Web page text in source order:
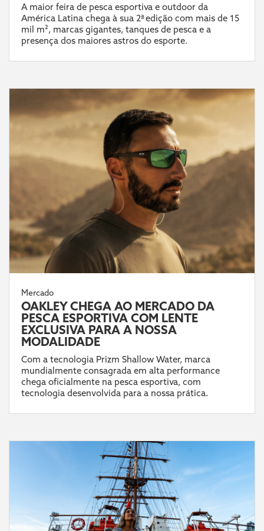
A maior feira de pesca esportiva e outdoor da
América Latina chega à sua 2ª edição com mais de 15
mil m², marcas gigantes, tanques de pesca e a
presença dos maiores astros do esporte.
Mercado
OAKLEY CHEGA AO MERCADO DA
PESCA ESPORTIVA COM LENTE
EXCLUSIVA PARA A NOSSA
MODALIDADE
Com a tecnologia Prizm Shallow Water, marca
mundialmente consagrada em alta performance
chega oficialmente na pesca esportiva, com
tecnologia desenvolvida para a nossa prática.